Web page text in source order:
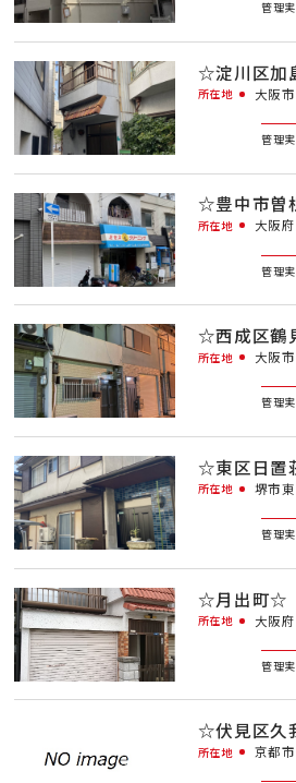
管理
☆淀川区加
所在地 大阪
管理
☆豊中市曽
所在地 大阪
管理
☆西成区鶴
所在地 大阪
管理
☆東区日置
所在地 堺市
管理
☆月出町☆
所在地 大阪
管理
☆伏見区久
所在地 京都